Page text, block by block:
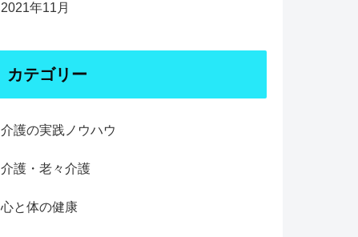
2021年11月
カテゴリー
介護の実践ノウハウ
介護・老々介護
心と体の健康